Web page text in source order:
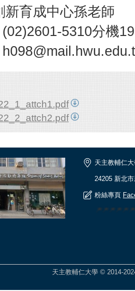
新育成中心孫老師
5310分機
天主教輔仁
24205 新北
粉絲專頁
天主教輔仁大學 © 2014-